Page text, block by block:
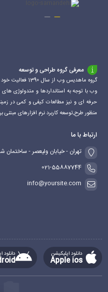
معرفی گروه طراحی و توسعه
گروه ماهدیس وب
وب با توجه به استانداردها و متدولوژی
حرفه ای و نیز مطالعات کیفی و کمی در
منظور طرح,توسعه کاربرد نرم افزارهای مبتنی
ارتباط با ما
تهران - خیابان ولیعصر - ساختمان
021-55887744
info@yoursite.com
دانلود اپلیکیشن
Apple ios
دانلود